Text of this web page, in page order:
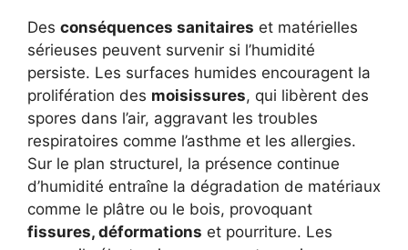
Des conséquences sanitaires et matérielles
sérieuses peuvent survenir si l’humidité
persiste. Les surfaces humides encouragent la
prolifération des moisissures, qui libèrent des
spores dans l’air, aggravant les troubles
respiratoires comme l’asthme et les allergies.
Sur le plan structurel, la présence continue
d’humidité entraîne la dégradation de matériaux
comme le plâtre ou le bois, provoquant
fissures, déformations et pourriture. Les